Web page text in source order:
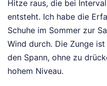
Hitze raus, die bei
entsteht. Ich habe die
Schuhe im Sommer zur
Wind durch. Die Zunge
den Spann, ohne zu
hohem Niveau.